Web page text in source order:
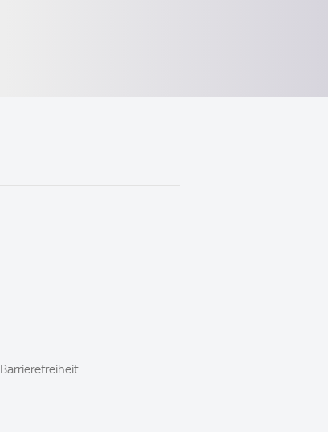
Barrierefreiheit